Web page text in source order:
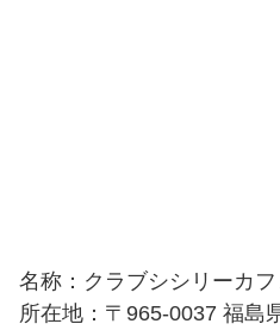
名称：クラブシシリーカフ
所在地：〒965-0037 福島